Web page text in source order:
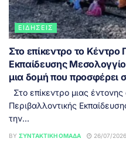
ΕΙΔΉΣΕΙΣ
Στο επίκεντρο το Κέντρο
Εκπαίδευσης
μια δομή που προσφέρει
Στο επίκεντρο μιας
Περιβαλλοντικής
την...
BY ΣΥΝΤΑΚΤΙΚΉ ΟΜΆΔΑ 26/07/